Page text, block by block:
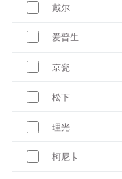
戴尔
爱普生
京瓷
松下
理光
柯尼卡